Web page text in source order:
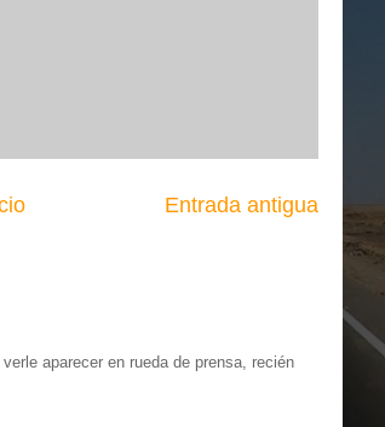
Entrada antigua
aparecer en rueda de prensa, recién